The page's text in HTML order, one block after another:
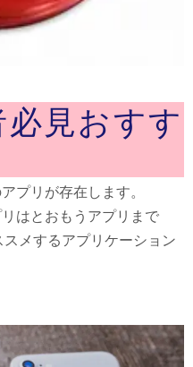
必見おすす
プリが存在します。
はとおもうアプリまで
メするアプリケーション